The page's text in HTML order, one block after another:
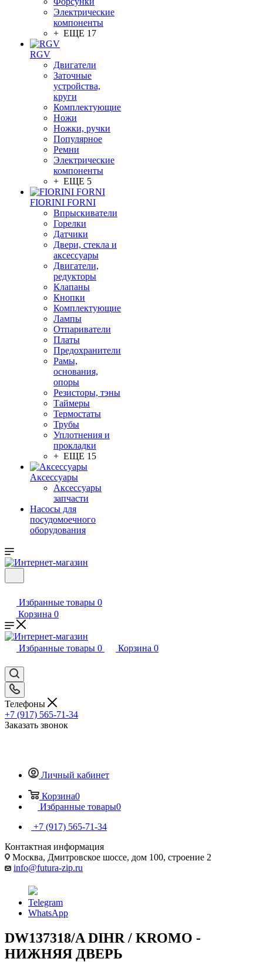
Электрические
компоненты
+ ЕЩЕ 17
RGV
Двигатели
Заточные
устройства,
круги
Комплектующие
Ножи
Ножки, ручки
Популярное
Ремни
Электрические
компоненты
+ ЕЩЕ 5
FIORINI FORNI
Впрыскиватели
Горелки
Датчики
Двери, стекла и
аксессуары
Двигатели,
редукторы
Клапаны
Кнопки
Комплектующие
Лампы
Отпариватели
Платы
Предохранители
Рамы,
основания,
опоры
Резисторы, тэны
Таймеры
Термостаты
Трубы
Уплотнения и
прокладки
+ ЕЩЕ 15
Аксессуары
Аксессуары
запчасти
Насосы для
посудомоечного
оборудования
Избранные товары 0
Корзина 0
Избранные товары 0 Корзина 0
Телефоны
+7 (917) 565-71-34
Заказать звонок
Личный кабинет
Корзина0
Избранные товары0
+7 (917) 565-71-34
Контактная информация
Москва, Дмитровское шоссе, дом 100, строение 2
info@futura-zip.ru
Telegram
WhatsApp
DW137318/A DIHR / KROMO -
НИЖНЯЯ ДВЕРЬ